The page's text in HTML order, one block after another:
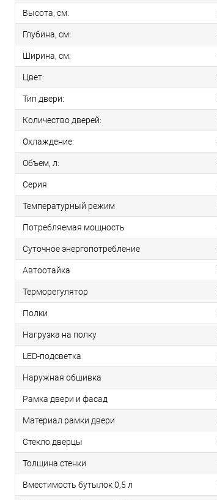
Высота, см:
Глубина, см:
Ширина, см:
Цвет:
Тип двери:
Количество дверей:
Охлаждение:
Объем, л:
Серия
Температурный режим
Потребляемая мощность
Суточное энергопотребление
Автоотайка
Терморегулятор
Полки
Нагрузка на полку
LED-подсветка
Наружная обшивка
Рамка двери и фасад
Материал рамки двери
Стекло дверцы
Толщина стенки
Вместимость бутылок 0,5 л